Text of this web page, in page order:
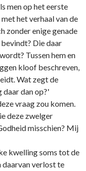
men op het eerste
het verhaal van de
zonder enige genade
Die daar
Tussen hem en
kloof beschreven,
Wat zegt de
dan op?'
vraag zou komen.
deze zwelger
misschien? Mij
kwelling soms tot de
daarvan verlost te